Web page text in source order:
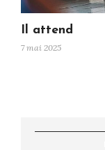
Il attend
7 mai 2025